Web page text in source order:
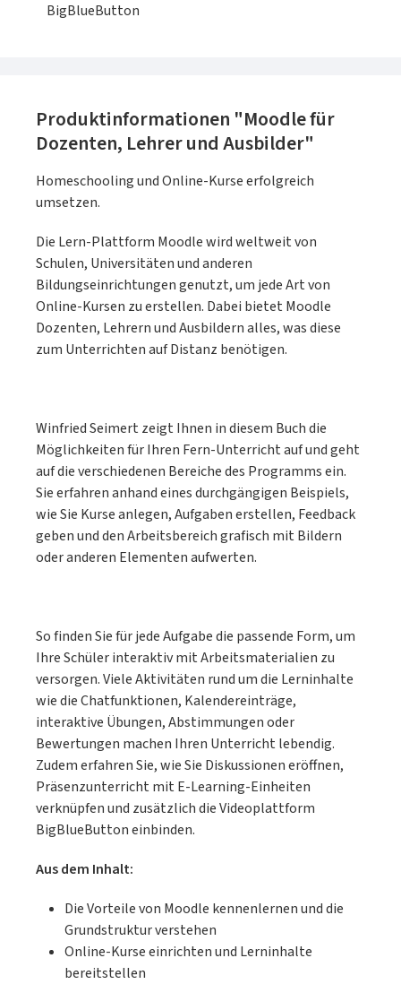
BigBlueButton
Produktinformationen "Moodle für
Dozenten, Lehrer und Ausbilder"
Homeschooling und Online-Kurse erfolgreich
umsetzen.
Die Lern-Plattform Moodle wird weltweit von
Schulen, Universitäten und anderen
Bildungseinrichtungen genutzt, um jede Art von
Online-Kursen zu erstellen. Dabei bietet Moodle
Dozenten, Lehrern und Ausbildern alles, was diese
zum Unterrichten auf Distanz benötigen.
Winfried Seimert zeigt Ihnen in diesem Buch die
Möglichkeiten für Ihren Fern-Unterricht auf und geht
auf die verschiedenen Bereiche des Programms ein.
Sie erfahren anhand eines durchgängigen Beispiels,
wie Sie Kurse anlegen, Aufgaben erstellen, Feedback
geben und den Arbeitsbereich grafisch mit Bildern
oder anderen Elementen aufwerten.
So finden Sie für jede Aufgabe die passende Form, um
Ihre Schüler interaktiv mit Arbeitsmaterialien zu
versorgen. Viele Aktivitäten rund um die Lerninhalte
wie die Chatfunktionen, Kalendereinträge,
interaktive Übungen, Abstimmungen oder
Bewertungen machen Ihren Unterricht lebendig.
Zudem erfahren Sie, wie Sie Diskussionen eröffnen,
Präsenzunterricht mit E-Learning-Einheiten
verknüpfen und zusätzlich die Videoplattform
BigBlueButton einbinden.
Aus dem Inhalt:
Die Vorteile von Moodle kennenlernen und die
Grundstruktur verstehen
Online-Kurse einrichten und Lerninhalte
bereitstellen